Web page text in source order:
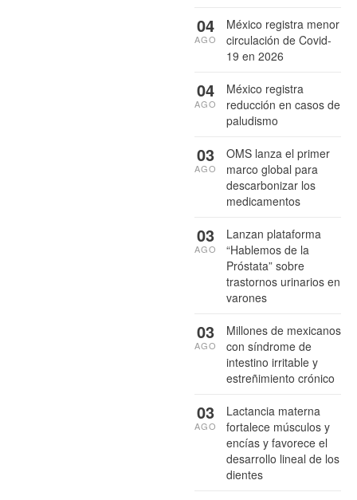
México registra menor
circulación de Covid-
19 en 2026
04
AGO
México registra
reducción en casos de
paludismo
04
AGO
OMS lanza el primer
marco global para
descarbonizar los
medicamentos
03
AGO
Lanzan plataforma
“Hablemos de la
Próstata” sobre
trastornos urinarios en
varones
03
AGO
Millones de mexicanos
con síndrome de
intestino irritable y
estreñimiento crónico
03
AGO
Lactancia materna
fortalece músculos y
encías y favorece el
desarrollo lineal de los
dientes
03
AGO